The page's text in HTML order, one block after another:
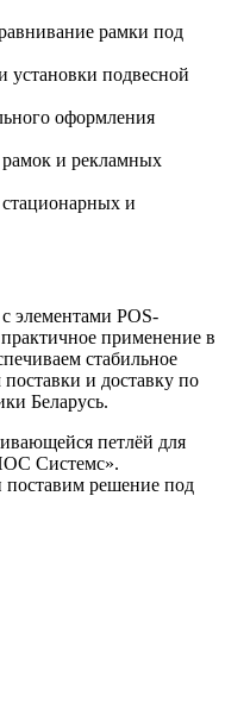
рамки под
установки подвесной
оформления
рамок и рекламных
и
элементами POS-
применение в
стабильное
и доставку по
Беларусь.
петлёй для
Системс».
решение под